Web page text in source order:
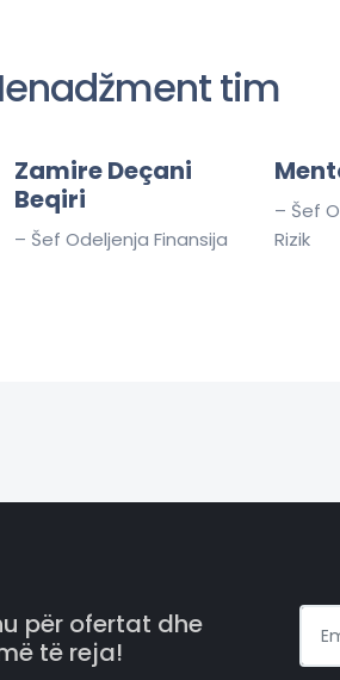
tim
Zamire Deçani
Beqiri
– Šef Odeljenja Finansija
– Šef
Rizik
për ofertat dhe
të reja!